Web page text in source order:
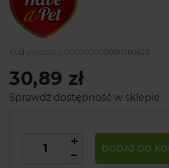
Kod produktu: 000000000000260628
30,89 zł
Sprawdź dostępność w sklepie
DODAJ DO